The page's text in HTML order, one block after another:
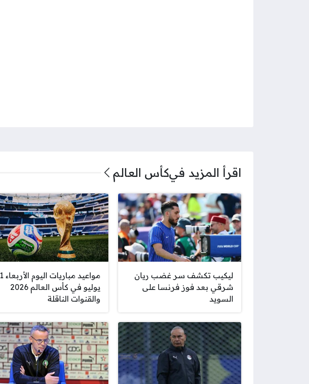
اقرأ المزيد فيكأس العالم
ليكيب تكشف سر غضب ريان
شرقي بعد فوز فرنسا على
السويد
مواعيد مباريات اليوم الأربعاء 1
يوليو في كأس العالم 2026
والقنوات الناقلة